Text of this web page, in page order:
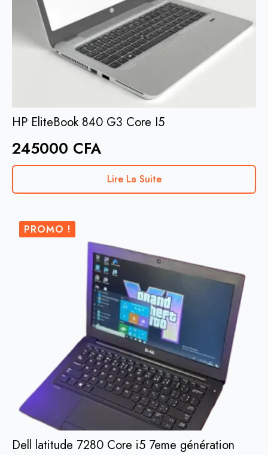
HP EliteBook 840 G3 Core I5
245000 CFA
Lire La Suite
PROMO !
Dell latitude 7280 Core i5 7eme génération